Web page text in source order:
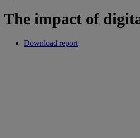
The impact of
Download report